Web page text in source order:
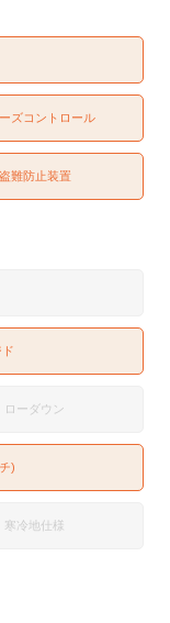
ズコントロール
盗難防止装置
ローダウン
)
寒冷地仕様